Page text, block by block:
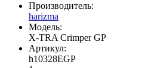
Производитель:
harizma
Модель:
X-TRA Crimper GP
Артикул:
h10328EGP